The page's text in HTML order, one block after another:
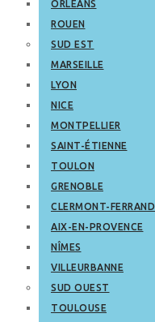
ORLÉANS
ROUEN
SUD EST
MARSEILLE
LYON
NICE
MONTPELLIER
SAINT-ÉTIENNE
TOULON
GRENOBLE
CLERMONT-FERRAND
AIX-EN-PROVENCE
NÎMES
VILLEURBANNE
SUD OUEST
TOULOUSE